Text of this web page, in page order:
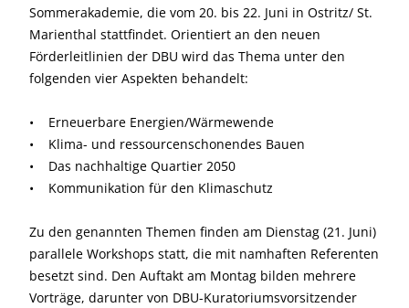
Sommerakademie, die vom 20. bis 22. Juni in Ostritz/ St.
Marienthal stattfindet. Orientiert an den neuen
Förderleitlinien der DBU wird das Thema unter den
folgenden vier Aspekten behandelt:
• Erneuerbare Energien/Wärmewende
• Klima- und ressourcenschonendes Bauen
• Das nachhaltige Quartier 2050
• Kommunikation für den Klimaschutz
Zu den genannten Themen finden am Dienstag (21. Juni)
parallele Workshops statt, die mit namhaften Referenten
besetzt sind. Den Auftakt am Montag bilden mehrere
Vorträge, darunter von DBU-Kuratoriumsvorsitzender